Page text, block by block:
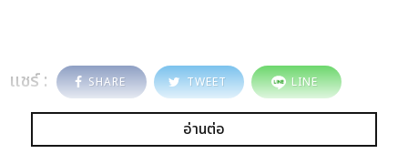
แชร์ : SHARE TWEET LINE
อ่านต่อ